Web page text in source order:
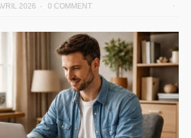
2026 0 COMMENT